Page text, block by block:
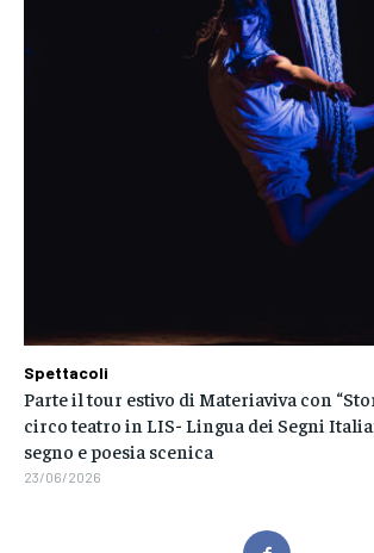
Spettacoli
Parte il tour estivo di Materiaviva con
circo teatro in LIS- Lingua dei Segni
segno e poesia scenica
23/06/2026